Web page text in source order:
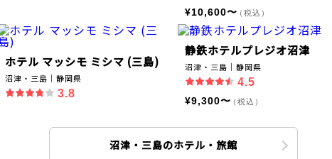
¥10,600〜（税込）
ホテル マッシモ ミシマ (三島)
沼津・三島｜静岡県
3.8
静鉄ホテルプレジオ沼津
沼津・三島｜静岡県
4.5
¥9,300〜（税込）
沼津・三島のホテル・旅館